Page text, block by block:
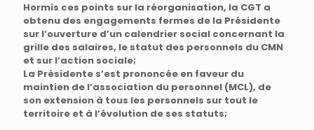
Hormis ces points sur la réorganisation, la CGT a
obtenu des engagements fermes de la Présidente
sur l’ouverture d’un calendrier social concernant la
grille des salaires, le statut des personnels du CMN
et sur l’action sociale;
La Présidente s’est prononcée en faveur du
maintien de l’association du personnel (MCL), de
son extension à tous les personnels sur tout le
territoire et à l’évolution de ses statuts;